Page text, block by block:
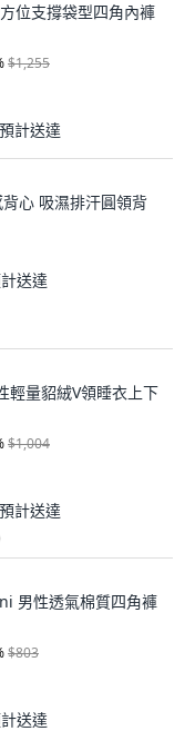
位支撐袋型四角內褲
$1,255
預計送達
心 吸濕排汗圓領背
送達
輕量貂絨V領睡衣上下
$1,004
預計送達
男性透氣棉質四角褲
$803
送達